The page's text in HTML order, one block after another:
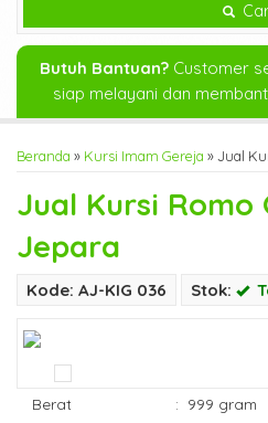
Butuh Bantuan? Customer
siap melayani dan
Beranda » Kursi Imam Gereja »Jual
Jual Kursi Romo
Jepara
Kode: AJ-KIG 036 Stok:
Berat : 999 gram